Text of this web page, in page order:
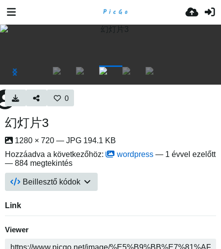
0
幻灯片3
1280 × 720 — JPG 194.1 KB
Hozzáadva a következőhöz:
wordpress — 1 évvel ezelőtt
— 884 megtekintés
Beillesztő kódok
Link
Viewer